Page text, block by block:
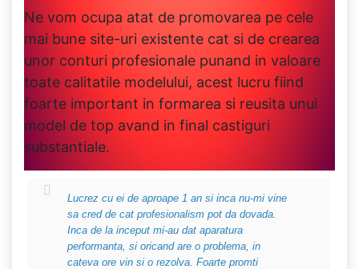
Ne vom ocupa atat de promovarea pe cele
mai bune site-uri existente cat si de crearea
unor conturi profesionale punand in valoare
toate calitatile modelului, acest lucru fiind
foarte important in formarea si reusita unui
model de top avand in final castiguri
substantiale.
Lucrez cu ei de aproape 1 an si inca nu-mi vine
sa cred de cat profesionalism pot da dovada.
Inca de la inceput mi-au dat aparatura
performanta, si oricand are o problema, in
cateva ore vin si o rezolva. Foarte promti